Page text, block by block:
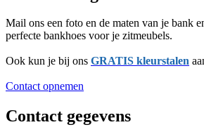
Mail ons een foto en de maten van je bank
perfecte bankhoes voor je zitmeubels.
Ook kun je bij ons GRATIS kleurstalen
Contact opnemen
Contact gegevens